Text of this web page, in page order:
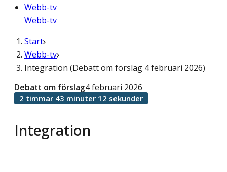
Webb-tv
Webb-tv
Start
Webb-tv
Integration (Debatt om förslag 4 februari 2026)
Integration
Debatt om förslag4 februari 2026
2 timmar 43 minuter 12 sekunder